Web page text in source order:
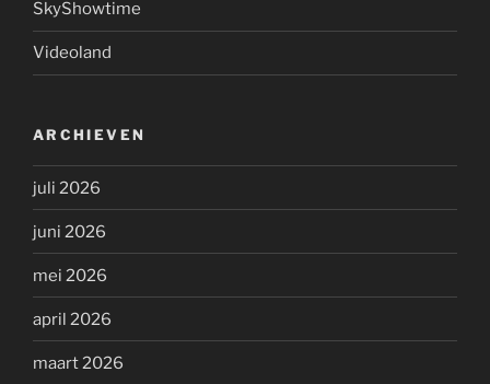
SkyShowtime
Videoland
ARCHIEVEN
juli 2026
juni 2026
mei 2026
april 2026
maart 2026